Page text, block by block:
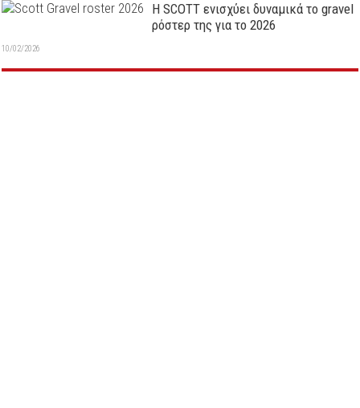
Η SCOTT ενισχύει δυναμικά το gravel
ρόστερ της για το 2026
10/02/2026